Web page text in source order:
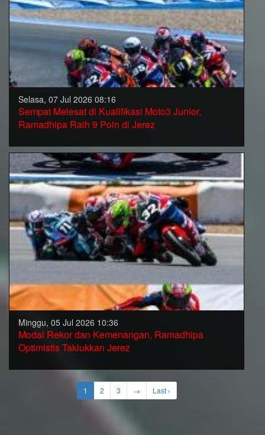
Selasa, 07 Jul 2026 08:16
Sempat Melesat di Kualifikasi Moto3 Junior,
Ramadhipa Raih 9 Poin di Jerez
Minggu, 05 Jul 2026 10:36
Modal Rekor dan Kemenangan, Ramadhipa
Optimistis Taklukkan Jerez
1 2 3 → Last ›